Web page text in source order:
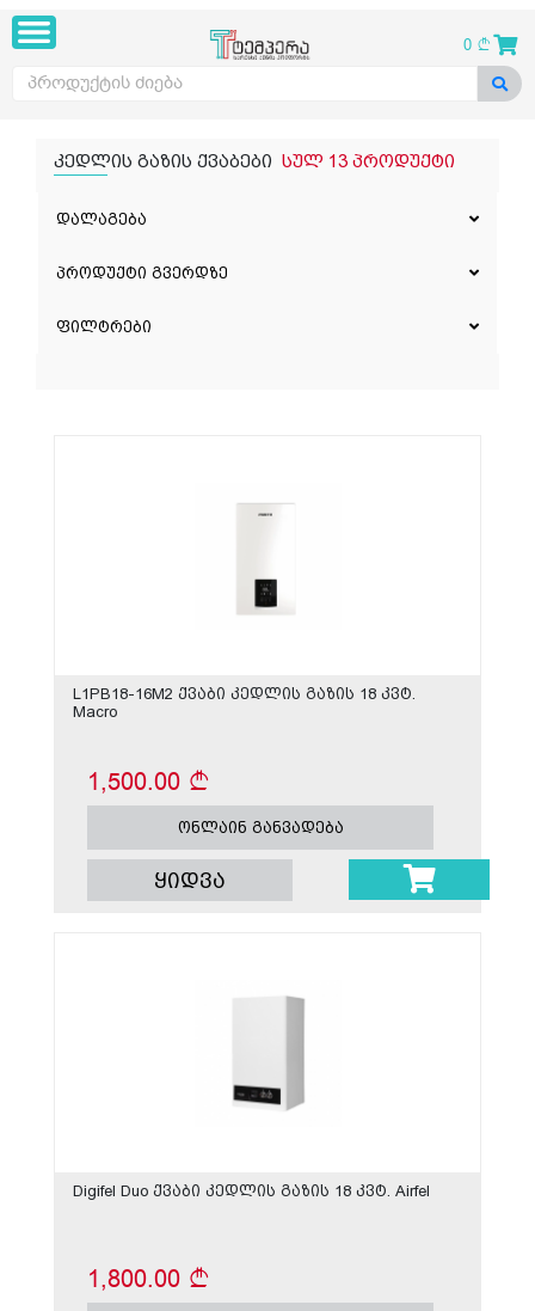
0
კედლის გაზის ქვაბები სულ 13 პროდუქტი
დალაგება
პროდუქტი გვერდზე
ფილტრები
L1PB18-16M2 ქვაბი კედლის გაზის 18 კვტ.
Macro
1,500.00
ონლაინ განვადება
ყიდვა
Digifel Duo ქვაბი კედლის გაზის 18 კვტ. Airfel
1,800.00